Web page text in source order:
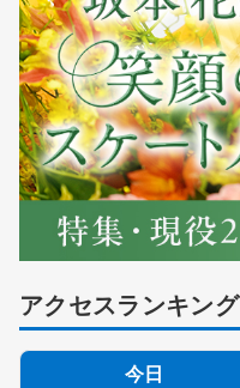
アクセスランキング
今日